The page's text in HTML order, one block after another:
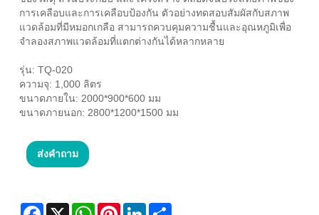
การเคลือบและการเคลือบป้องกัน ตัวอย่างทดสอบสัมผัสกับสภาพ
แวดล้อมที่มีหมอกเกลือ สามารถควบคุมความชื้นและอุณหภูมิเพื่อ
จำลองสภาพแวดล้อมที่แตกต่างกันได้หลากหลาย
รุ่น: TQ-020
ความจุ: 1,000 ลิตร
ขนาดภายใน: 2000*900*600 มม
ขนาดภายนอก: 2800*1200*1500 มม
ส่งคำถาม
Facebook
X WhatsAppPinterestLinkedIn